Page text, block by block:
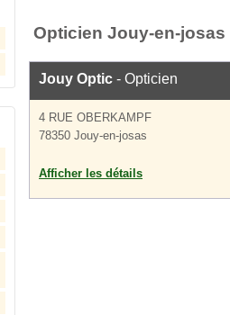
Opticien Jouy-en-josas
Jouy Optic - Opticien
4 RUE OBERKAMPF
78350 Jouy-en-josas
Afficher les détails